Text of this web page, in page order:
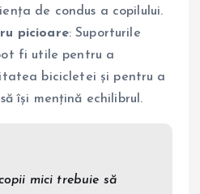
de condus a copilului.
picioare: Suporturile
fi utile pentru a
bicicletei și pentru a
își mențină echilibrul.
mici trebuie să